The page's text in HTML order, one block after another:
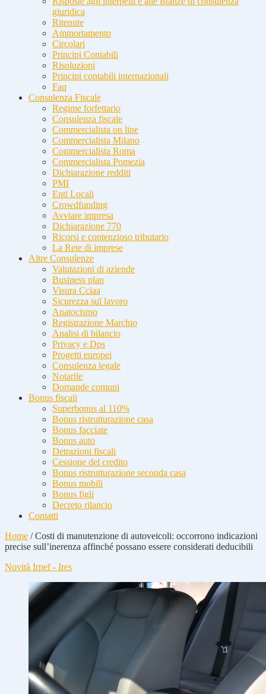
giuridica
Ritenute
Ammortamento
Circolari
Principi Contabili
Risoluzioni
Principi contabili internazionali
Faq
Consulenza Fiscale
Regime forfettario
Consulenza fiscale
Commercialista on line
Commercialista Milano
Commercialista Roma
Commercialista Pomezia
Dichiarazione redditi
PMI
Enti Locali
Crowdfunding
Avviare impresa
Dichiarazione 770
Ricorsi e contenzioso tributario
La Rete di imprese
Altre Consulenze
Valutazioni di aziende
Business plan
Visura Cciaa
Sicurezza sul lavoro
Anatocismo
Registrazione Marchio
Analisi di bilancio
Privacy e Dps
Progetti europei
Consulenza legale
Notarile
Domande comuni
Bonus fiscali
Superbonus al 110%
Bonus ristrutturazione casa
Bonus facciate
Bonus auto
Detrazioni fiscali
Cessione del credito
Bonus ristrutturazione seconda casa
Bonus mobili
Bonus figli
Decreto rilancio
Contatti
Home /Costi di manutenzione di autoveicoli: occorrono indicazioni
precise sull’inerenza affinché possano essere considerati deducibili
Novità Irpef - Ires